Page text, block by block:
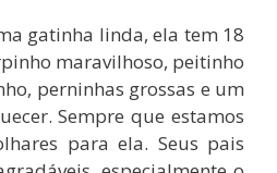
gatinha linda, ela tem 18
maravilhoso, peitinho
perninhas grossas e um
Sempre que estamos
para ela. Seus pais